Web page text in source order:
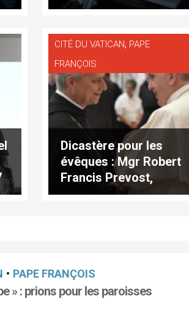
CITÉ DU VATICAN, PAPE
FRANÇOIS
Dicastère pour les
évêques : Mgr Robert
Francis Prevost,
nouveau préfet
• PAPE FRANÇOIS
» : prions pour les paroisses